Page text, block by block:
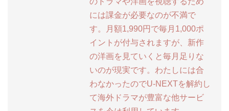
には課金が必要なのが不満で
す。月額1,990円で毎月1,000ポ
イントが付与されますが、新作
の洋画を見ていくと毎月足りな
いのが現実です。わたしには合
わなかったのでU-NEXTを解約し
て海外ドラマが豊富な他サービ